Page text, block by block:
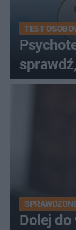
TEST
Dolej do